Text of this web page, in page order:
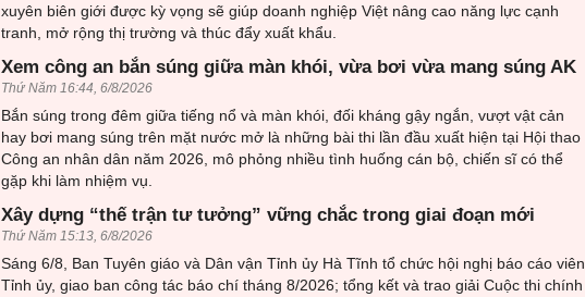
xuyên biên giới được kỳ vọng sẽ giúp doanh nghiệp Việt nâng cao năng lực cạnh
tranh, mở rộng thị trường và thúc đẩy xuất khẩu.
Xem công an bắn súng giữa màn khói, vừa bơi vừa mang súng AK
Thứ Năm 16:44, 6/8/2026
Bắn súng trong đêm giữa tiếng nổ và màn khói, đối kháng gậy ngắn, vượt vật cản
hay bơi mang súng trên mặt nước mở là những bài thi lần đầu xuất hiện tại Hội thao
Công an nhân dân năm 2026, mô phỏng nhiều tình huống cán bộ, chiến sĩ có thể
gặp khi làm nhiệm vụ.
Xây dựng “thế trận tư tưởng” vững chắc trong giai đoạn mới
Thứ Năm 15:13, 6/8/2026
Sáng 6/8, Ban Tuyên giáo và Dân vận Tỉnh ủy Hà Tĩnh tổ chức hội nghị báo cáo viên
Tỉnh ủy, giao ban công tác báo chí tháng 8/2026; tổng kết và trao giải Cuộc thi chính